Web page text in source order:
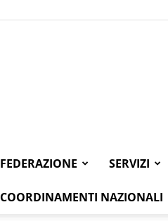
FEDERAZIONE SERVIZI
COORDINAMENTI NAZIONALI